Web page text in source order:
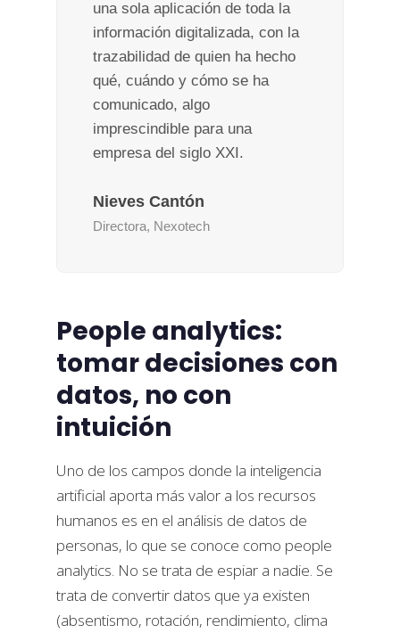
una sola aplicación de toda la
información digitalizada, con la
trazabilidad de quien ha hecho
qué, cuándo y cómo se ha
comunicado, algo
imprescindible para una
empresa del siglo XXI.
Nieves Cantón
Directora, Nexotech
People analytics:
tomar decisiones con
datos, no con
intuición
Uno de los campos donde la inteligencia
artificial aporta más valor a los recursos
humanos es en el análisis de datos de
personas, lo que se conoce como people
analytics. No se trata de espiar a nadie. Se
trata de convertir datos que ya existen
(absentismo, rotación, rendimiento, clima